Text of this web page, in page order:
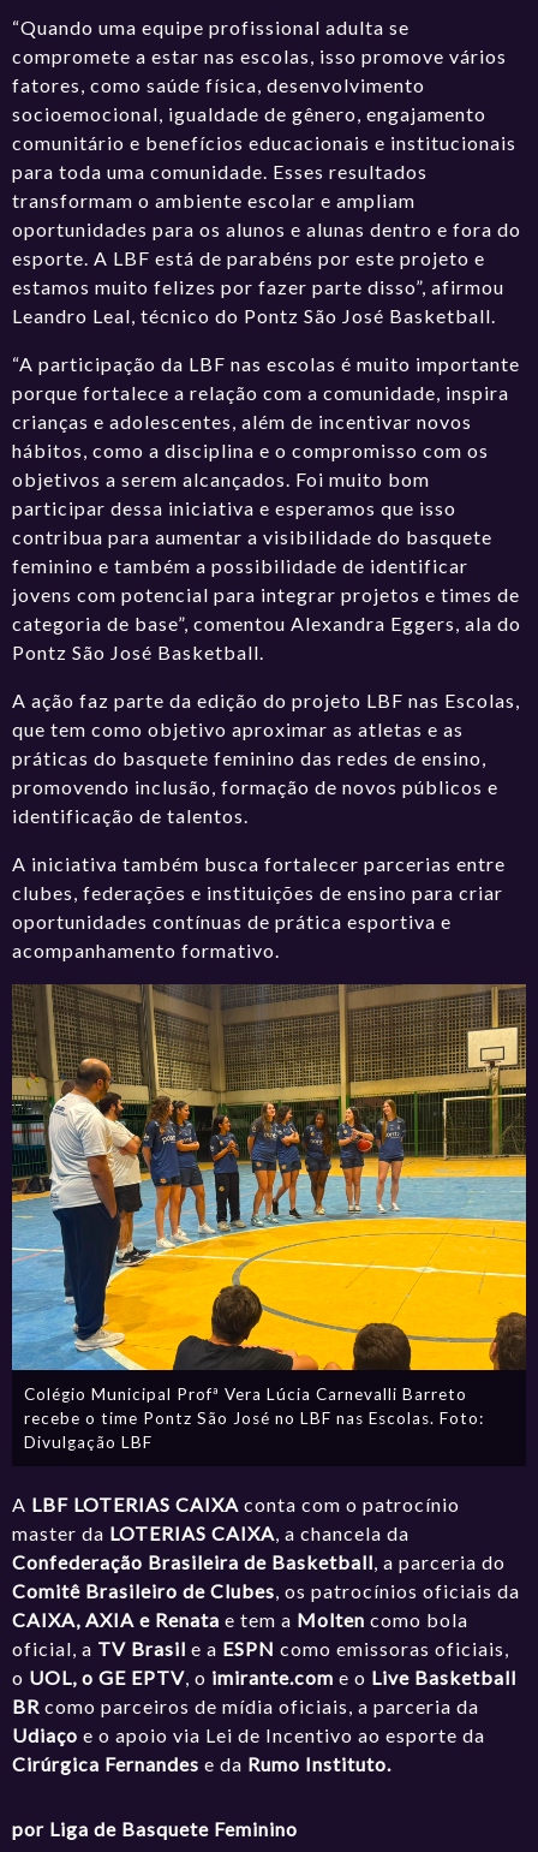
“Quando uma equipe profissional adulta se
compromete a estar nas escolas, isso promove vários
fatores, como saúde física, desenvolvimento
socioemocional, igualdade de gênero, engajamento
comunitário e benefícios educacionais e institucionais
para toda uma comunidade. Esses resultados
transformam o ambiente escolar e ampliam
oportunidades para os alunos e alunas dentro e fora do
esporte. A LBF está de parabéns por este projeto e
estamos muito felizes por fazer parte disso”, afirmou
Leandro Leal, técnico do Pontz São José Basketball.
“A participação da LBF nas escolas é muito importante
porque fortalece a relação com a comunidade, inspira
crianças e adolescentes, além de incentivar novos
hábitos, como a disciplina e o compromisso com os
objetivos a serem alcançados. Foi muito bom
participar dessa iniciativa e esperamos que isso
contribua para aumentar a visibilidade do basquete
feminino e também a possibilidade de identificar
jovens com potencial para integrar projetos e times de
categoria de base”, comentou Alexandra Eggers, ala do
Pontz São José Basketball.
A ação faz parte da edição do projeto LBF nas Escolas,
que tem como objetivo aproximar as atletas e as
práticas do basquete feminino das redes de ensino,
promovendo inclusão, formação de novos públicos e
identificação de talentos.
A iniciativa também busca fortalecer parcerias entre
clubes, federações e instituições de ensino para criar
oportunidades contínuas de prática esportiva e
acompanhamento formativo.
Colégio Municipal Profª Vera Lúcia Carnevalli Barreto
recebe o time Pontz São José no LBF nas Escolas. Foto:
Divulgação LBF
A LBF LOTERIAS CAIXAconta com o patrocínio
master da LOTERIAS CAIXA, a chancela da
Confederação Brasileira de Basketball, a parceria do
Comitê Brasileiro de Clubes, os patrocínios oficiais da
CAIXA, AXIA e Renata e tem a Molten como bola
oficial, a TV Brasil e a ESPNcomo emissoras oficiais,
o UOL, o GE EPTV, o imirante.com e o Live Basketball
BR como parceiros de mídia oficiais, a parceria da
Udiaço e o apoio via Lei de Incentivo ao esporte da
Cirúrgica Fernandes e da Rumo Instituto.
por Liga de Basquete Feminino